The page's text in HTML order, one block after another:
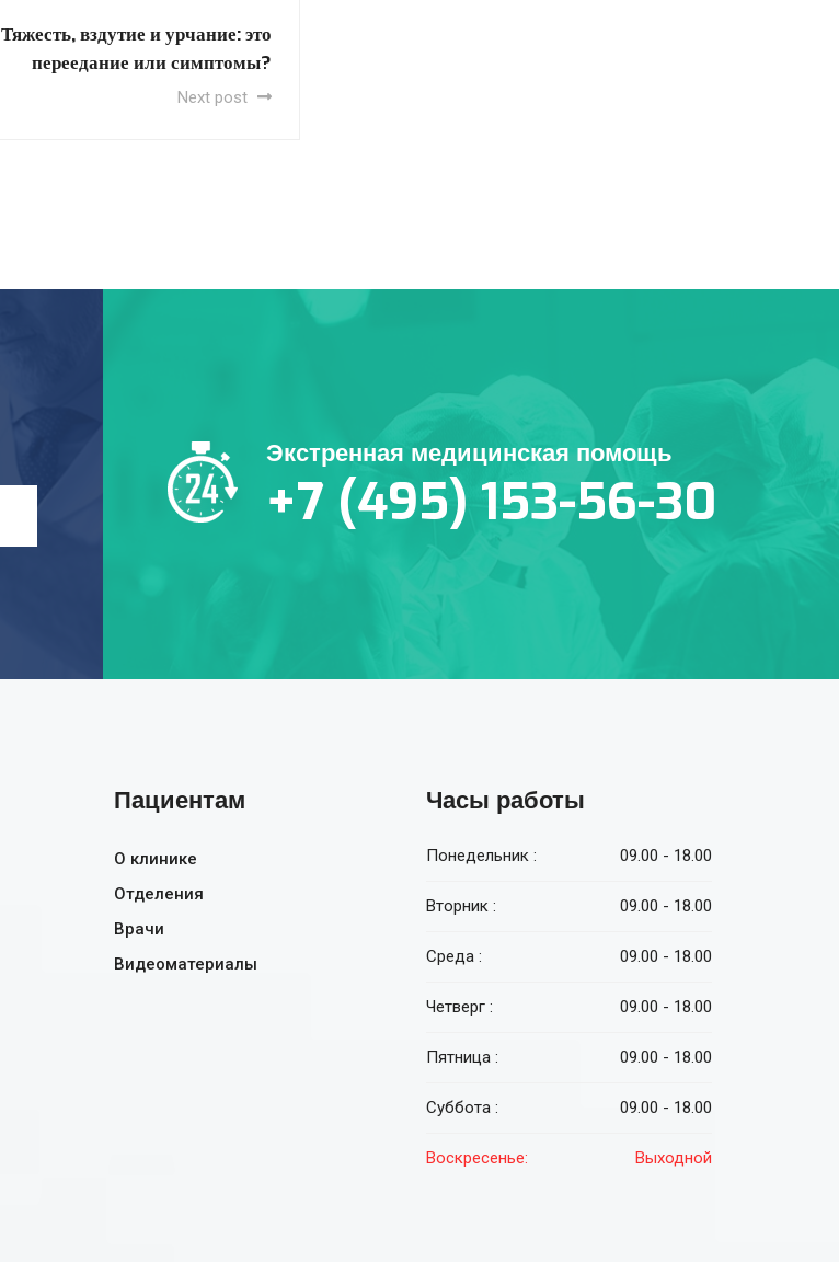
Тяжесть, вздутие и урчание: это
переедание или симптомы?
Next post
Экстренная медицинская помощь
+7 (495) 153-56-30
Пациентам
О клинике
Отделения
Врачи
Видеоматериалы
Часы работы
Понедельник : 09.00 - 18.00
Вторник : 09.00 - 18.00
Среда : 09.00 - 18.00
Четверг : 09.00 - 18.00
Пятница : 09.00 - 18.00
Суббота : 09.00 - 18.00
Воскресенье: Выходной